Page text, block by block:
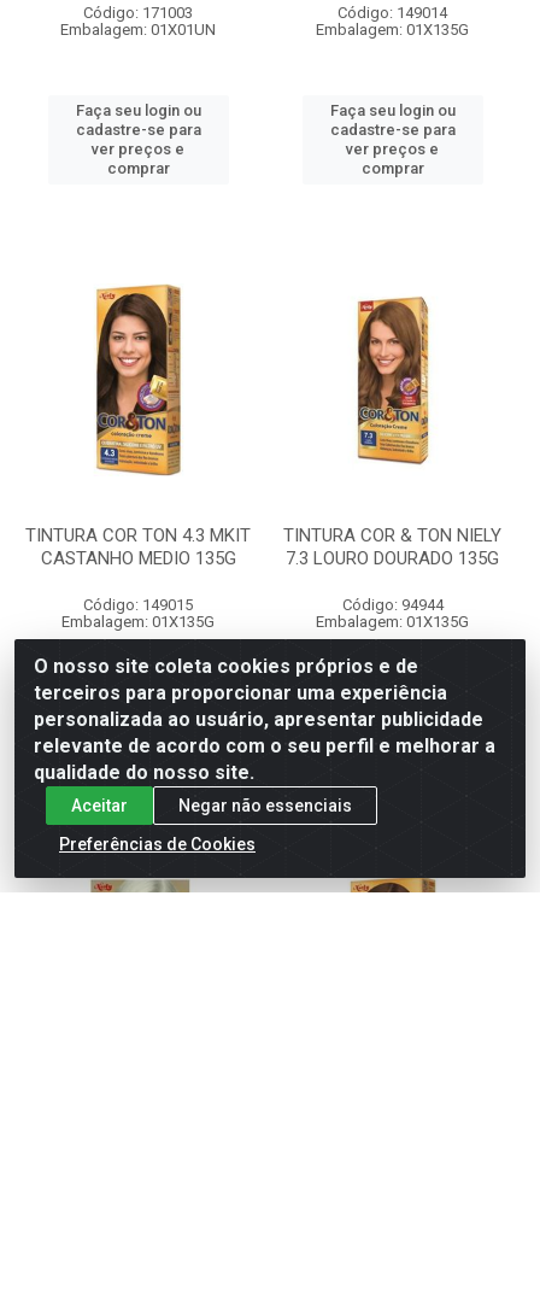
Código: 171003
Embalagem: 01X01UN
Faça seu login ou
cadastre-se para
ver preços e
comprar
Código: 149014
Embalagem: 01X135G
Faça seu login ou
cadastre-se para
ver preços e
comprar
TINTURA COR TON 4.3 MKIT
CASTANHO MEDIO 135G
Código: 149015
Embalagem: 01X135G
Faça seu login ou
cadastre-se para
ver preços e
comprar
TINTURA COR & TON NIELY
7.3 LOURO DOURADO 135G
Código: 94944
Embalagem: 01X135G
Faça seu login ou
cadastre-se para
ver preços e
O nosso site coleta cookies próprios e de
terceiros para proporcionar uma experiência
personalizada ao usuário, apresentar publicidade
relevante de acordo com o seu perfil e melhorar a
qualidade do nosso site.
Aceitar
Negar não essenciais
Preferências de Cookies